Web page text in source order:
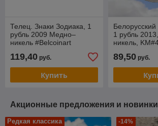
Телец. Знаки Зодиака, 1
рубль 2009 Медно–
никель #Belcoinart
119,40 руб.
Купить
Белорусский
1 рубль
никель,
89,50руб.
Акционные предложения и новинки
Редкая классика -14%